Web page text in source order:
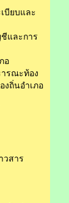
บียบและ
และการ
อ
รณะท้อง
ถิ่นอำเภอ
สาร